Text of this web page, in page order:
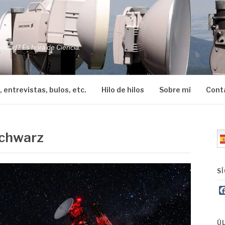
Es hora de Ciencia.
entrevistas, bulos, etc. Hilo de hilos Sobre mí